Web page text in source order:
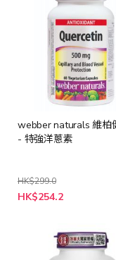
webber naturals 維柏
- 特強洋蔥素
HK$299.0
特
殊
HK$254.2